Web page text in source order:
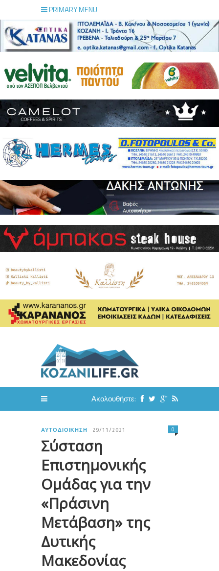
PRIMARY MENU
Ακολουθήστε:
ΑΥΤΟΔΙΟΊΚΗΣΗ 29/11/2021
Σύσταση
Επιστημονικής
Ομάδας για την
«Πράσινη
Μετάβαση» της
Δυτικής
Μακεδονίας
0